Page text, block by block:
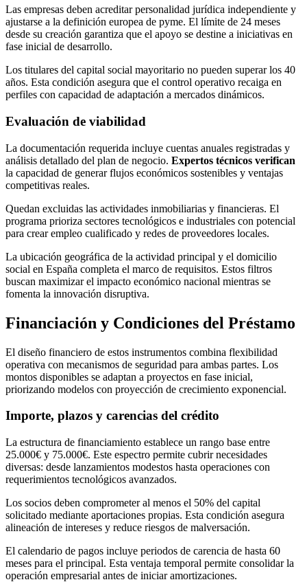
Las empresas deben acreditar personalidad jurídica independiente y
ajustarse a la definición europea de pyme. El límite de 24 meses
desde su creación garantiza que el apoyo se destine a iniciativas en
fase inicial de desarrollo.
Los titulares del capital social mayoritario no pueden superar los 40
años. Esta condición asegura que el control operativo recaiga en
perfiles con capacidad de adaptación a mercados dinámicos.
Evaluación de viabilidad
La documentación requerida incluye cuentas anuales registradas y
análisis detallado del plan de negocio. Expertos técnicos verifican
la capacidad de generar flujos económicos sostenibles y ventajas
competitivas reales.
Quedan excluidas las actividades inmobiliarias y financieras. El
programa prioriza sectores tecnológicos e industriales con potencial
para crear empleo cualificado y redes de proveedores locales.
La ubicación geográfica de la actividad principal y el domicilio
social en España completa el marco de requisitos. Estos filtros
buscan maximizar el impacto económico nacional mientras se
fomenta la innovación disruptiva.
Financiación y Condiciones del Préstamo
El diseño financiero de estos instrumentos combina flexibilidad
operativa con mecanismos de seguridad para ambas partes. Los
montos disponibles se adaptan a proyectos en fase inicial,
priorizando modelos con proyección de crecimiento exponencial.
Importe, plazos y carencias del crédito
La estructura de financiamiento establece un rango base entre
25.000€ y 75.000€. Este espectro permite cubrir necesidades
diversas: desde lanzamientos modestos hasta operaciones con
requerimientos tecnológicos avanzados.
Los socios deben comprometer al menos el 50% del capital
solicitado mediante aportaciones propias. Esta condición asegura
alineación de intereses y reduce riesgos de malversación.
El calendario de pagos incluye periodos de carencia de hasta 60
meses para el principal. Esta ventaja temporal permite consolidar la
operación empresarial antes de iniciar amortizaciones.